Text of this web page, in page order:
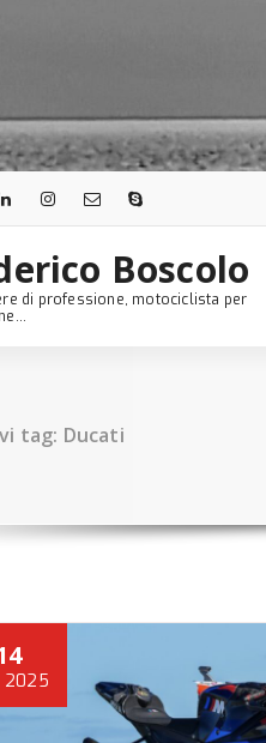
Boscolo
di professione, motociclista per
tag: Ducati
2025